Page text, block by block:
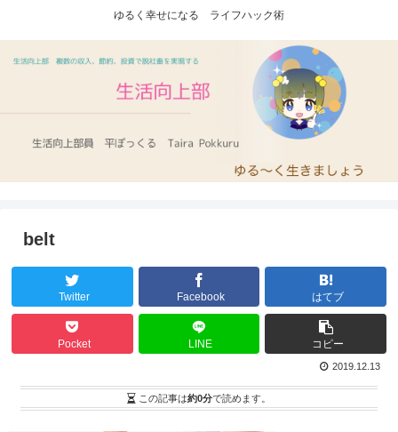
ゆるく幸せになる ライフハック術
belt
Twitter Facebook はてブ
Pocket LINE コピー
2019.12.13
この記事は約0分で読めます。